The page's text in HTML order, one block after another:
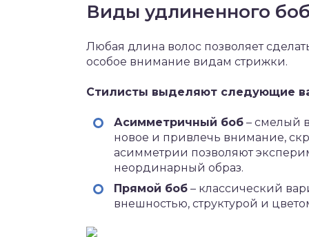
Виды удлиненного
Любая длина волос позволяет
особое внимание видам стрижки.
Стилисты выделяют следующие
Асимметричный боб – смелый
новое и привлечь внимание,
асимметрии позволяют
неординарный образ.
Прямой боб – классический
внешностью, структурой и